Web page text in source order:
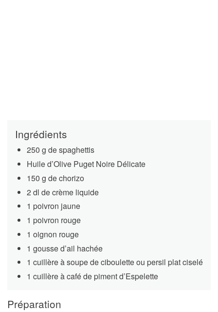
Ingrédients
250 g de spaghettis
Huile d’Olive Puget Noire Délicate
150 g de chorizo
2 dl de crème liquide
1 poivron jaune
1 poivron rouge
1 oignon rouge
1 gousse d’ail hachée
1 cuillère à soupe de ciboulette ou persil plat ciselé
1 cuillère à café de piment d’Espelette
Préparation